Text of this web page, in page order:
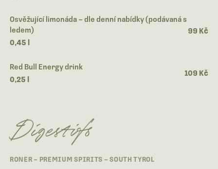
Osvěžující limonáda – dle denní nabídky (podávaná s
ledem)
0,45 l
99 Kč
Red Bull Energy drink
0,25 l
109 Kč
Digestifs
RONER – PREMIUM SPIRITS – SOUTH TYROL